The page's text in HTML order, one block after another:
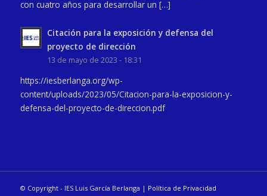
con cuatro años para desarrollar un […]
Citación para la exposición y defensa del
proyecto de dirección
13 de mayo de 2023 - 18:31
https://iesberlanga.org/wp-
content/uploads/2023/05/Citacion-para-la-exposicion-y-
defensa-del-proyecto-de-direccion.pdf
© Copyright - IES Luis García Berlanga | Política de Privacidad